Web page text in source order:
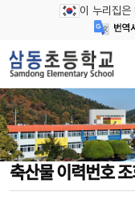
이 누리집은
축산물 이력번호